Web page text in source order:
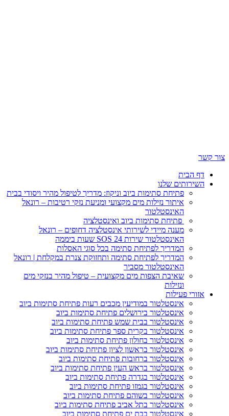
הבית
שלנו
פתיחת סתימות ביוב וניקוז: מדריך לטיפול מהיר ויסודי בבית
איתור נזילות מים מקצועי ומניעת נזקי רטיבות – רונאל
האינסטלטור
פתיחת סתימות ביוב ואינסטלציה
מענה מיידי לשירותי אינסטלציה דחופים – רונאל
האינסטלטור שירות SOS 24 שעות ביממה
המדריך לפתיחת סתימה בכל סוגי האסלות
המדריך לפתיחת סתימה ותחזוקת צנרת במקלחת | רונאל
האינסטלטור מסביר
שאיבת הצפות מים מקצועית – טיפול מהיר בנזקי מים
פעילות
אינסטלטור במודיעין מכבים רעות פתיחת סתימות ביוב
אינסטלטור בירושלים פתיחת סתימות ביוב
אינסטלטור בבית שמש פתיחת סתימות ביוב
אינסטלטור בקרית ספר פתיחת סתימות ביוב
אינסטלטור בחולון פתיחת סתימות ביוב
אינסטלטור בראשון לציון פתיחת סתימות ביוב
אינסטלטור ברחובות פתיחת סתימות ביוב
אינסטלטור בראש העין פתיחת סתימות ביוב
אינסטלטור בגדרה פתיחת סתימות ביוב
אינסטלטור בגמזו פתיחת סתימות ביוב
אינסטלטור בשוהם פתיחת סתימות ביוב
אינסטלטור בתל אביב פתיחת סתימות ביוב
אינסטלטור בבת ים פתיחת סתימות ביוב